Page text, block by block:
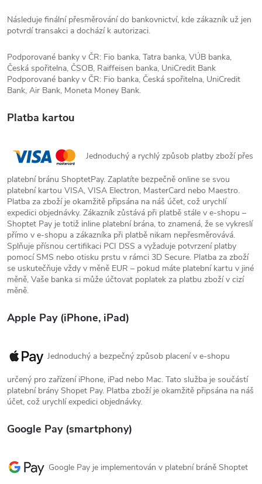
Následuje finální přesměrování do bankovnictví, kde zákazník už jen
potvrdí transakci a dochází k autorizaci.
Podporované banky v ČR: Fio banka, Tatra banka, VÚB banka,
Česká spořitelna, ČSOB, Raiffeisen banka, UniCredit Bank
Podporované banky v ČR: Fio banka, Česká spořitelna, UniCredit
Bank, Air Bank, Moneta Money Bank.
Platba kartou
Jednoduchý a rychlý způsob platby zboží přes
platební bránu ShoptetPay. Zaplatíte bezpečně online se svou
platební kartou VISA, VISA Electron, MasterCard nebo Maestro.
Platba za zboží je okamžitě připsána na náš účet, což urychlí
expedici objednávky. Zákazník zůstává při platbě stále v e-shopu –
Shoptet Pay je totiž inline platební brána, to znamená, že se vykreslí
přímo v e-shopu a zákazníka při platbě nikam nepřesměrovává.
Splňuje přísnou certifikaci PCI DSS a vyžaduje potvrzení platby
pomocí SMS nebo otisku prstu v rámci 3D Secure. Platba za zboží
se uskutečňuje vždy v měně EUR – pokud máte platební kartu v jiné
měně, Vaše banka si může účtovat poplatek za platbu zboží v cizí
měně.
Apple Pay (iPhone, iPad)
Jednoduchý a bezpečný způsob placení v e-shopu
určený pro zařízení iPhone, iPad nebo Mac. Tato služba je součástí
platební brány Shopet Pay. Platba zboží je okamžitě připsána na náš
účet, což urychlí expedici objednávky.
Google Pay (smartphony)
Google Pay je implementován v platební bráně Shoptet